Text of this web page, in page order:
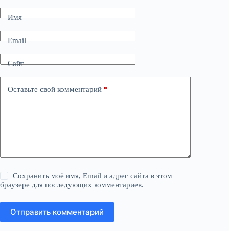
Имя
Email
Сайт
Оставьте свой комментарий *
Сохранить моё имя, Email и адрес сайта в этом
браузере для последующих комментариев.
Отправить комментарий